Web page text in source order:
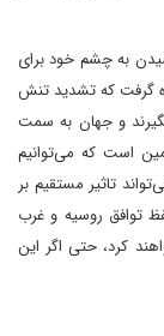
به چشم خود برای
گرفت که تشدید تنش
و جهان به سمت
است که می‌توانیم
تاثیر مستقیم بر
توافق روسیه و غرب
کرد، حتی اگر این